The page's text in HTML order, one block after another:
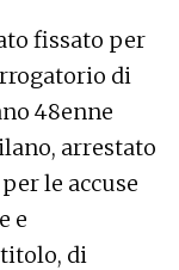
fissato per
di
48enne
arrestato
le accuse
e
di